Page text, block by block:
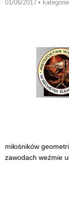
01/06/2017 •
miłośników
zawodach weźmie